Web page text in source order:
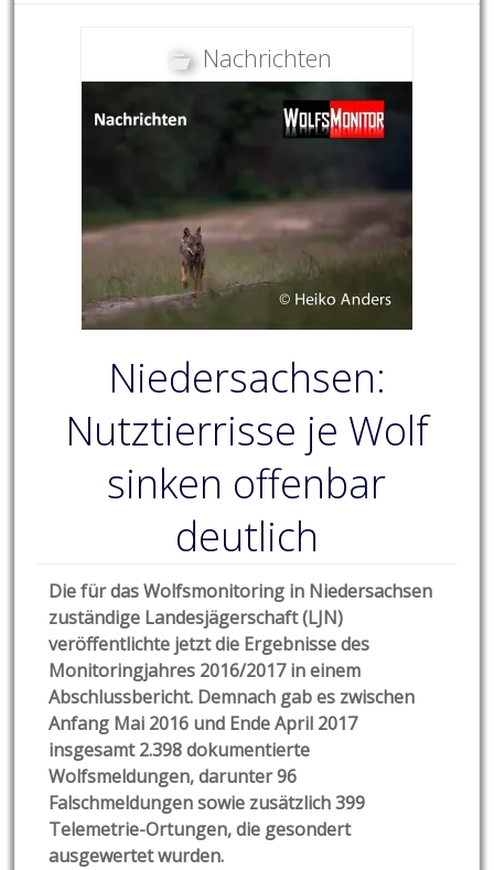
Nachrichten
Niedersachsen:
Nutztierrisse je Wolf
sinken offenbar
deutlich
Die für das Wolfsmonitoring in Niedersachsen
zuständige Landesjägerschaft (LJN)
veröffentlichte jetzt die Ergebnisse des
Monitoringjahres 2016/2017 in einem
Abschlussbericht. Demnach gab es zwischen
Anfang Mai 2016 und Ende April 2017
insgesamt 2.398 dokumentierte
Wolfsmeldungen, darunter 96
Falschmeldungen sowie zusätzlich 399
Telemetrie-Ortungen, die gesondert
ausgewertet wurden.